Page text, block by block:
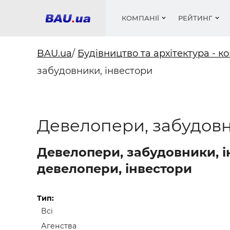
КОМПАНІЇ
Фарби,
РЕЙТИНГ
Медіа
BAU.ua/ Будівництво та архітектура -
забудовники, інвестори
Девелопери,
Девелопери, забудовники,
девелопери, інвестори
Тип:
Всі
Агенства